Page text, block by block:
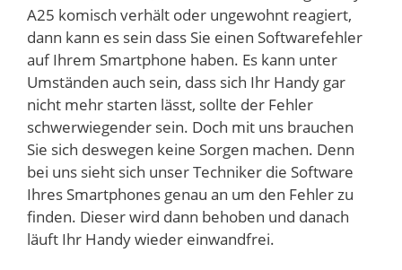
A25 komisch verhält oder ungewohnt reagiert,
dann kann es sein dass Sie einen Softwarefehler
auf Ihrem Smartphone haben. Es kann unter
Umständen auch sein, dass sich Ihr Handy gar
nicht mehr starten lässt, sollte der Fehler
schwerwiegender sein. Doch mit uns brauchen
Sie sich deswegen keine Sorgen machen. Denn
bei uns sieht sich unser Techniker die Software
Ihres Smartphones genau an um den Fehler zu
finden. Dieser wird dann behoben und danach
läuft Ihr Handy wieder einwandfrei.